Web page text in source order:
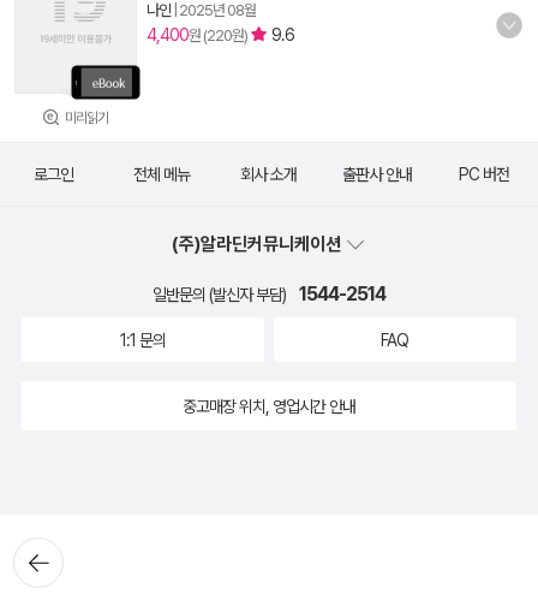
미리읽기
나인 2025년 08월
4,400원 (220원) 9.6
뒤로가
기
로그인 전체 메뉴 회사 소개 출판사 안내 PC 버전
(주)알라딘커뮤니케이션
일반문의 (발신자 부담) 1544-2514
1:1 문의 FAQ
중고매장 위치, 영업시간 안내